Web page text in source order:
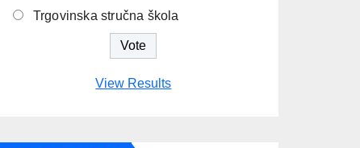
Trgovinska stručna škola
View Results